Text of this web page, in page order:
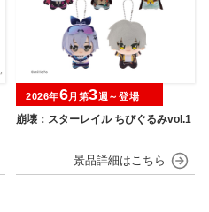
崩壊：スターレイル ちびぐるみvol.1
2026年6月第3週～登場